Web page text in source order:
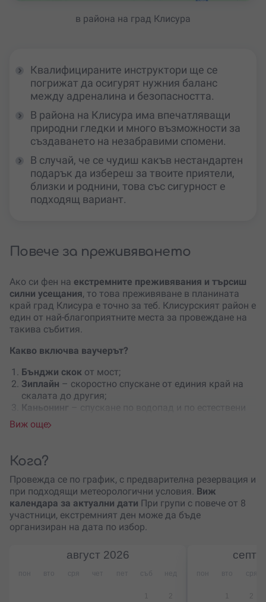
в района на град Клисура
Квалифицираните инструктори ще се
погрижат да осигурят нужния баланс
между адреналина и безопасността.
В района на Клисура има впечатляващи
природни гледки и много възможности за
създаването на незабравими спомени.
В случай, че се чудиш какъв нестандартен
подарък да избереш за твоите приятели,
близки и роднини, това със сигурност е
подходящ вариант.
Повече за преживяването
Ако си фен на екстремните преживявания и търсиш
силни усещания, то това преживяване в планината
край град Клисура е точно за теб. Клисурският район е
един от най-благоприятните места за провеждане на
такива събития.
Какво включва ваучерът?
Бънджи скок от мост;
Зиплайн – скоростно спускане от единия край на
скалата до другия;
Каньонинг
Катерене виа ферата
Точното местоположение ще разбереш след като
направиш резервация.
Каньонинг
Каньонингът представлява преминаване по тесен
каньон или речно корито. Това може да стане с
защита по време на приключението е осигурена пълна
Виж още
Кога?
Провежда се по график, с предварителна резервация и
при подходящи метеорологични условия. Виж
календара за актуални дати При групи с повече от 8
участници, екстремният ден може да бъде
организиран на дата по избор.
август 2026
пон вто сря чет пет нед пон вто сря